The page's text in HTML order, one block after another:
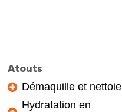
Atouts
Démaquille et nettoie
Hydratation en